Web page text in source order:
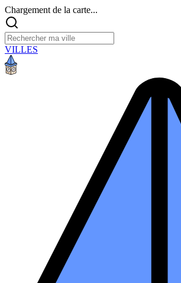
Chargement de la carte...
VILLES